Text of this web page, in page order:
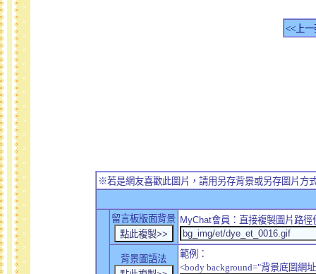
<<上一
※若是網友喜歡此圖片，請用另存背景或另存圖片方
留言板版面背景 MyChat會員：直接複製圖片路
背景圖語法
範例：
<body background="背景底圖網